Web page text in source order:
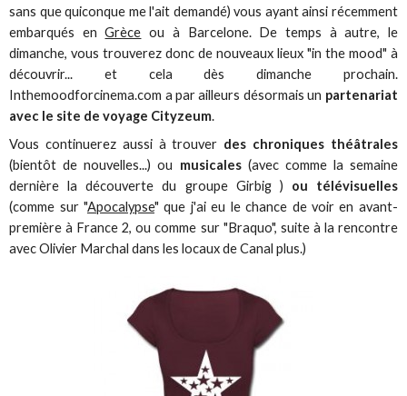
sans que quiconque me l'ait demandé) vous ayant ainsi récemment
embarqués enGrèce ou à Barcelone. De temps à autre, le
dimanche, vous trouverez donc de nouveaux lieux "in the mood" à
découvrir... et cela dès dimanche prochain.
Inthemoodforcinema.com a par ailleurs désormais un partenariat
avec le site de voyage Cityzeum.
Vous continuerez aussi à trouver des chroniques théâtrales
(bientôt de nouvelles...) ou musicales(avec comme la semaine
dernière la découverte du groupe Girbig ) ou télévisuelles
(comme sur "Apocalypse" que j'ai eu le chance de voir en avant-
première à France 2, ou comme sur "Braquo", suite à la rencontre
avec Olivier Marchal dans les locaux de Canal plus.)